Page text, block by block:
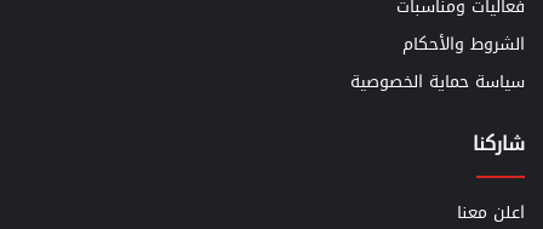
فعاليات ومناسبات
الشروط والأحكام
سياسة حماية الخصوصية
شاركنا
اعلن معنا